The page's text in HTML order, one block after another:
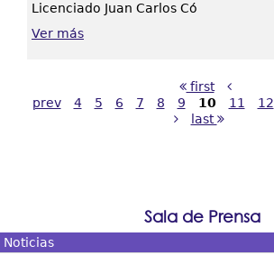
Licenciado Juan Carlos Có
Ver más
first
prev
4 5 6 7 8 9 10 11 12
last
Sala de Prensa
Noticias